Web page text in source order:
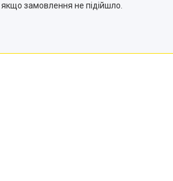
замовлення не підійшло.